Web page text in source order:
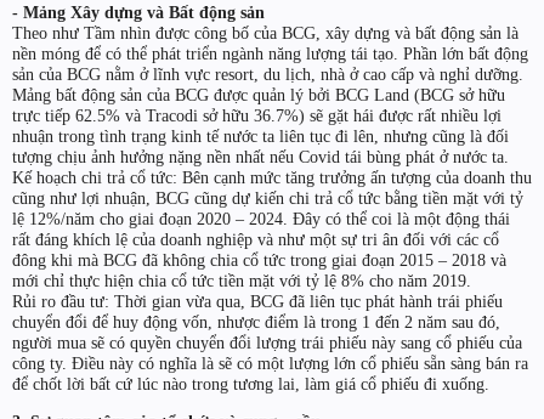
- Mảng Xây dựng và Bất động sản
Theo như Tầm nhìn được công bố của BCG, xây dựng và bất động sản là
nền móng để có thể phát triển ngành năng lượng tái tạo. Phần lớn bất động
sản của BCG nằm ở lĩnh vực resort, du lịch, nhà ở cao cấp và nghỉ dưỡng.
Mảng bất động sản của BCG được quản lý bởi BCG Land (BCG sở hữu
trực tiếp 62.5% và Tracodi sở hữu 36.7%) sẽ gặt hái được rất nhiều lợi
nhuận trong tình trạng kinh tế nước ta liên tục đi lên, nhưng cũng là đối
tượng chịu ảnh hưởng nặng nền nhất nếu Covid tái bùng phát ở nước ta.
Kế hoạch chi trả cổ tức: Bên cạnh mức tăng trưởng ấn tượng của doanh thu
cũng như lợi nhuận, BCG cũng dự kiến chi trả cổ tức bằng tiền mặt với tỷ
lệ 12%/năm cho giai đoạn 2020 – 2024. Đây có thể coi là một động thái
rất đáng khích lệ của doanh nghiệp và như một sự tri ân đối với các cổ
đông khi mà BCG đã không chia cổ tức trong giai đoạn 2015 – 2018 và
mới chỉ thực hiện chia cổ tức tiền mặt với tỷ lệ 8% cho năm 2019.
Rủi ro đầu tư: Thời gian vừa qua, BCG đã liên tục phát hành trái phiếu
chuyển đổi để huy động vốn, nhược điểm là trong 1 đến 2 năm sau đó,
người mua sẽ có quyền chuyển đổi lượng trái phiếu này sang cổ phiếu của
công ty. Điều này có nghĩa là sẽ có một lượng lớn cổ phiếu sẵn sàng bán ra
để chốt lời bất cứ lúc nào trong tương lai, làm giá cổ phiếu đi xuống.